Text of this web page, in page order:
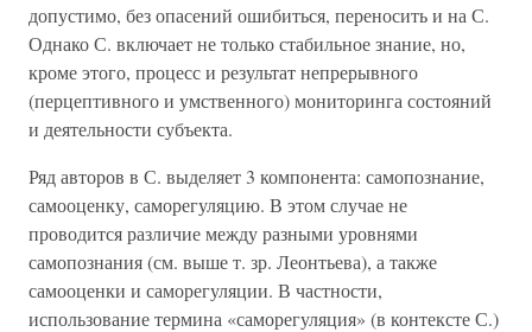
допустимо, без опасений ошибиться, переносить и на С.
Однако С. включает не только стабильное знание, но,
кроме этого, процесс и результат непрерывного
(перцептивного и умственного) мониторинга состояний
и деятельности субъекта.
Ряд авторов в С. выделяет 3 компонента: самопознание,
самооценку, саморегуляцию. В этом случае не
проводится различие между разными уровнями
самопознания (см. выше т. зр. Леонтьева), а также
самооценки и саморегуляции. В частности,
использование термина «саморегуляция» (в контексте С.)